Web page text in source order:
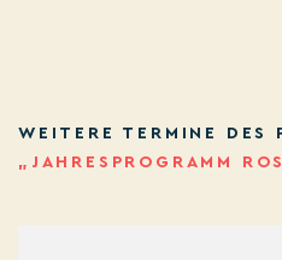
WEITERE TERMINE DES
„JAHRESPROGRAMM